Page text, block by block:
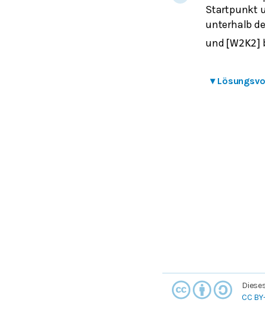
Startpunkt
unterhalb
und [W2 K2]
▾
CC